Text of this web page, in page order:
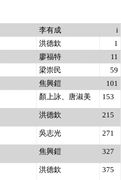
李有成
i
洪德欽
1
廖福特
11
梁崇民
59
焦興鎧
101
顏上詠、唐淑美 153
洪德欽 215
吳志光 271
焦興鎧 327
洪德欽 375